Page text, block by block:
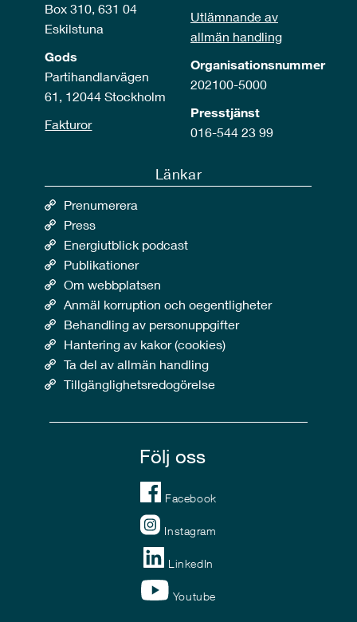
Box 310, 631 04
Eskilstuna
Gods
Partihandlarvägen
61, 12044 Stockholm
Fakturor
Utlämnande av
allmän handling
Organisationsnummer
202100-5000
Presstjänst
016-544 23 99
Länkar
Prenumerera
Press
Energiutblick podcast
Publikationer
Om webbplatsen
Anmäl korruption och oegentligheter
Behandling av personuppgifter
Hantering av kakor (cookies)
Ta del av allmän handling
Tillgänglighetsredogörelse
Följ oss
Facebook
Instagram
LinkedIn
Youtube